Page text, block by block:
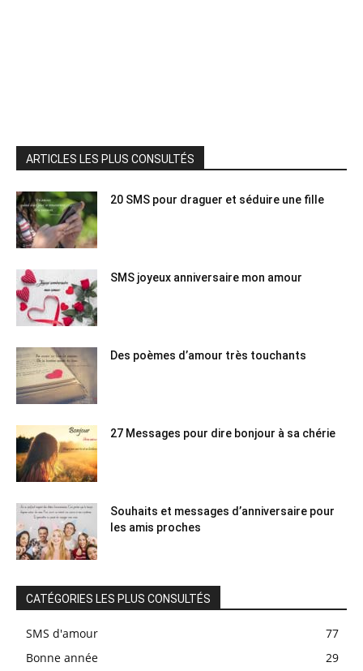
ARTICLES LES PLUS CONSULTÉS
20 SMS pour draguer et séduire une fille
SMS joyeux anniversaire mon amour
Des poèmes d’amour très touchants
27 Messages pour dire bonjour à sa chérie
Souhaits et messages d’anniversaire pour
les amis proches
CATÉGORIES LES PLUS CONSULTÉS
SMS d'amour
77
Bonne année
29